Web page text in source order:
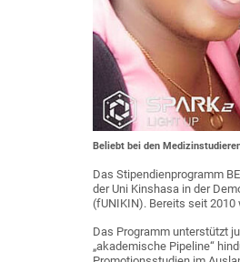
Beliebt bei den
Das Stipendienprogramm
der Uni Kinshasa in der
(fUNIKIN). Bereits seit 2010
Das Programm unterstützt
„akademische Pipeline“